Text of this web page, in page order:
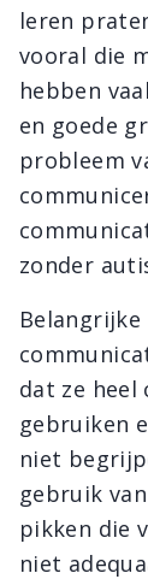
leren
vooral die
hebben
en goede
probleem
zonder
Belangrijke
dat ze heel
gebruiken
niet
gebruik
pikken die
niet